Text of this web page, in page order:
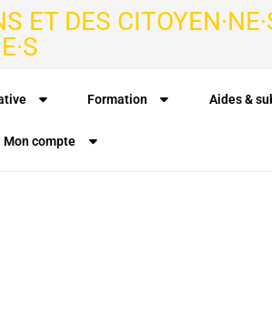
ET DES
Formation Aides &
Mon compte